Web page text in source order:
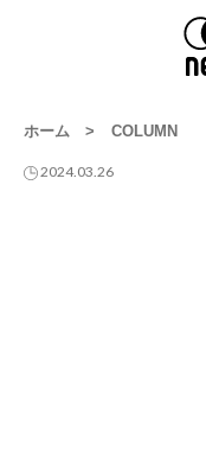
ホーム > COLUMN
2024.03.26